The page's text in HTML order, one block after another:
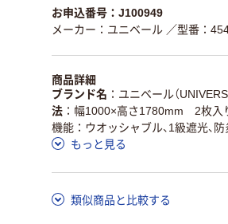
お申込番号：J100949
メーカー：ユニベール ／型番：
商品詳細
ブランド名
ユニベール（UNIVERS
法
幅1000×高さ1780mm 2枚入
機能：ウオッシャブル、1級遮光、防
もっと見る
類似商品と比較する